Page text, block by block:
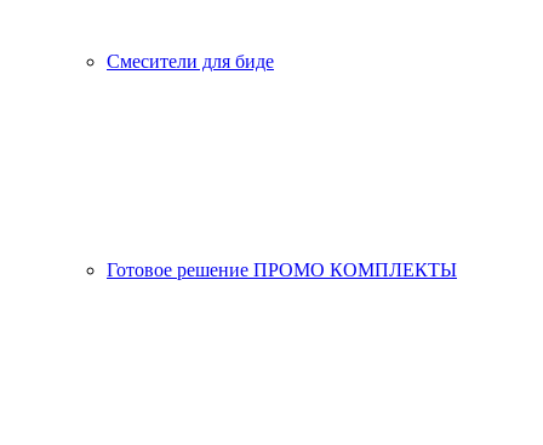
Смесители для биде
Готовое решение ПРОМО КОМПЛЕКТЫ